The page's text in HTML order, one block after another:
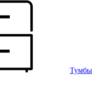
Тумбы